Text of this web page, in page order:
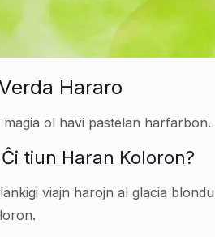
Hararo
magia ol havi pastelan
tiun Haran Koloron?
viajn harojn al glacia